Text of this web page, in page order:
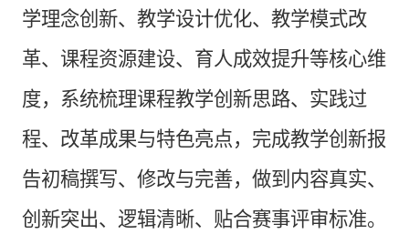
学理念创新、教学设计优化、教学模式改
革、课程资源建设、育人成效提升等核心维
度，系统梳理课程教学创新思路、实践过
程、改革成果与特色亮点，完成教学创新报
告初稿撰写、修改与完善，做到内容真实、
创新突出、逻辑清晰、贴合赛事评审标准。